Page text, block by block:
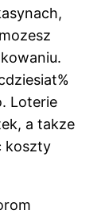
Loterie
a takze
koszty